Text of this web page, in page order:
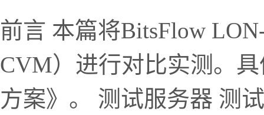
前言 本篇将BitsFlow
CVM）进行对比实测。
方案》。 测试服务器 测